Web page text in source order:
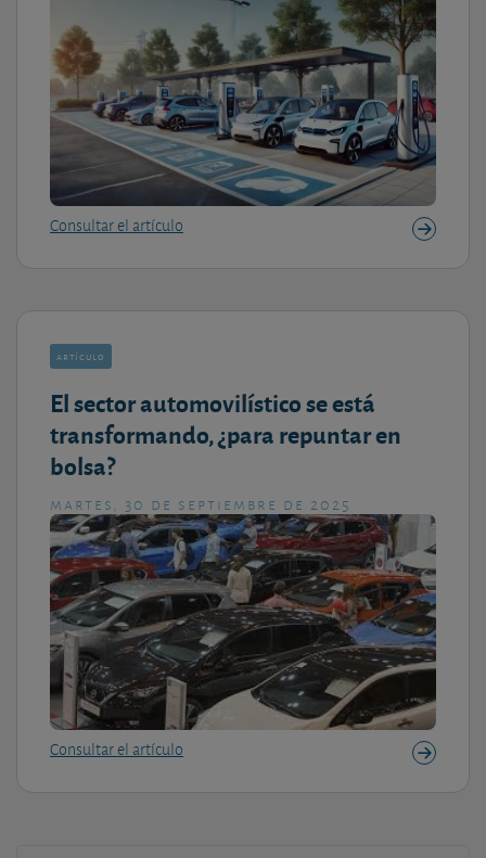
Consultar el artículo
artículo
El sector automovilístico se está
transformando, ¿para repuntar en
bolsa?
martes, 30 de septiembre de 2025
Consultar el artículo